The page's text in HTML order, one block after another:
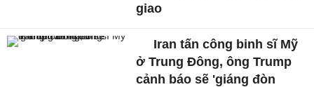
giao
Iran tấn công binh sĩ Mỹ
ở Trung Đông, ông Trump
cảnh báo sẽ 'giáng đòn